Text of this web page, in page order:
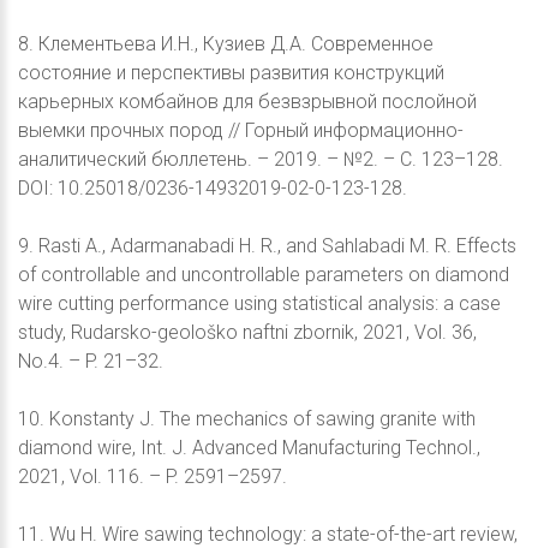
8. Клементьева И.Н., Кузиев Д.А. Современное
состояние и перспективы развития конструкций
карьерных комбайнов для безвзрывной послойной
выемки прочных пород // Горный информационно-
аналитический бюллетень. – 2019. – №2. – С. 123–128.
DOI: 10.25018/0236-14932019-02-0-123-128.
9. Rasti A., Adarmanabadi H. R., and Sahlabadi M. R. Effects
of controllable and uncontrollable parameters on diamond
wire cutting performance using statistical analysis: a case
study, Rudarsko-geološko naftni zbornik, 2021, Vol. 36,
No.4. – P. 21–32.
10. Konstanty J. The mechanics of sawing granite with
diamond wire, Int. J. Advanced Manufacturing Technol.,
2021, Vol. 116. – P. 2591–2597.
11. Wu H. Wire sawing technology: а state-of-the-art review,